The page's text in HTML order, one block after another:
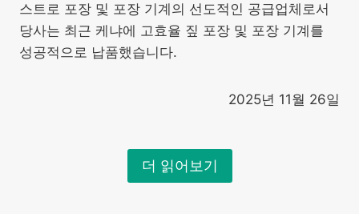
스트로 포장 및 포장 기계의 선도적인 공급업체로서
당사는 최근 케냐에 고효율 짚 ​​포장 및 포장 기계를
성공적으로 납품했습니다.
2025년 11월 26일
더 읽어보기